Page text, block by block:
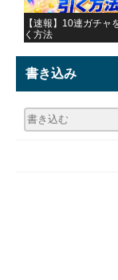
【速報】10連ガチャ
く方法
書き込み